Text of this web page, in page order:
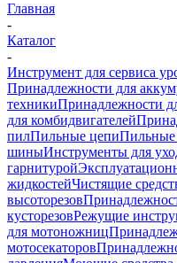
Главная
-
Каталог
-
Инструмент для сервиса
Принадлежности для
техникиПринадлежности
для комбидвигателей
пилПильные цепиПильные
шиныИнструменты для
гарнитурой
жидкостейЧистящие
высоторезов
кусторезовРежущие
для мотоножниц
мотосекаторов